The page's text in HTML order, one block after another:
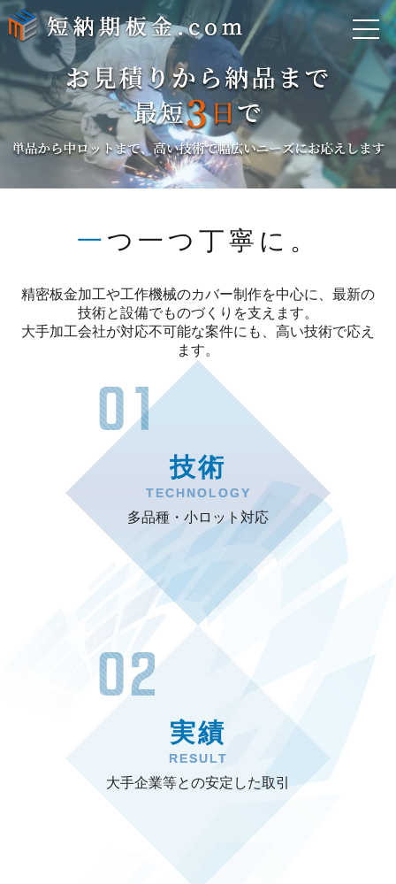
一つ一つ丁寧に。
精密板金加工や工作機械のカバー制作を中心に、最新の
技術と設備でものづくりを支えます。
大手加工会社が対応不可能な案件にも、高い技術で応え
ます。
技術
TECHNOLOGY
多品種・小ロット対応
実績
RESULT
大手企業等との安定した取引